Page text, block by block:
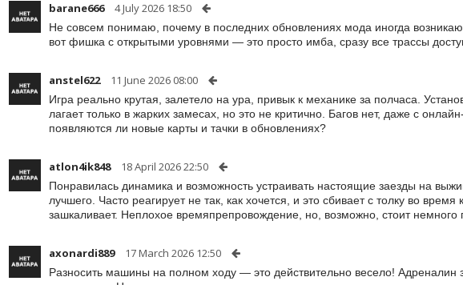
barane666 4 July 2026 18:50
Не совсем понимаю, почему в последних обновлениях мода иногда
вот фишка с открытыми уровнями — это просто имба, сразу все трассы
anstel622 11 June 2026 08:00
Игра реально крутая, залетело на ура, привык к механике за полчаса.
лагает только в жарких замесах, но это не критично. Багов нет, даже с
появляются ли новые карты и тачки в обновлениях?
atlon4ik848 18 April 2026 22:50
Понравилась динамика и возможность устраивать настоящие заезды на
лучшего. Часто реагирует не так, как хочется, и это сбивает с толку во
зашкаливает. Неплохое времяпрепровождение, но, возможно, стоит немного
axonardi889 17 March 2026 12:50
Разносить машины на полном ходу — это действительно весело! Адреналин